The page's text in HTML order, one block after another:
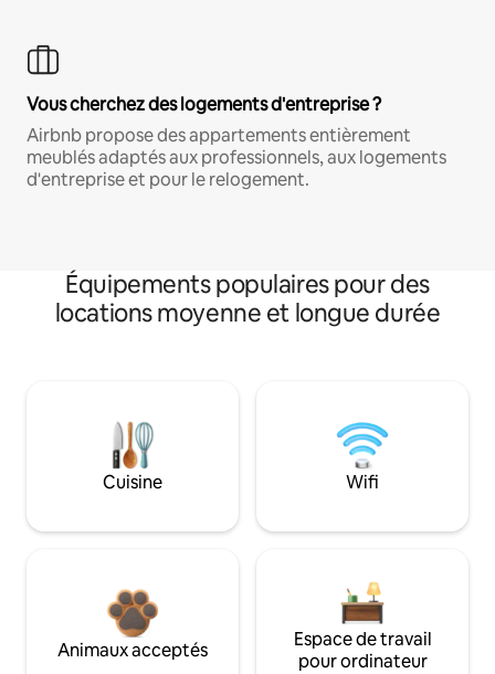
Vous cherchez des logements d'entreprise ?
Airbnb propose des appartements entièrement
meublés adaptés aux professionnels, aux logements
d'entreprise et pour le relogement.
Équipements populaires pour des
locations moyenne et longue durée
Cuisine Wifi
Animaux acceptés
Espace de travail
pour ordinateur